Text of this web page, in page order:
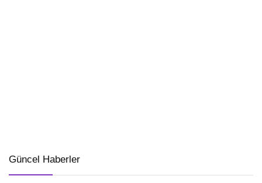
Güncel Haberler